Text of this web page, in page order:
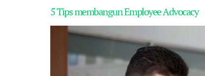
5 Tips membangun Employee Advocacy